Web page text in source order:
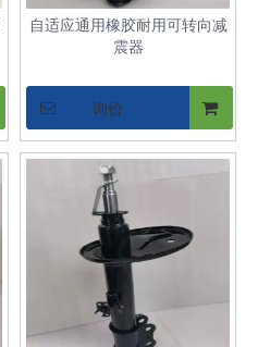
自适应通用橡胶耐用可转向减
震器
询价